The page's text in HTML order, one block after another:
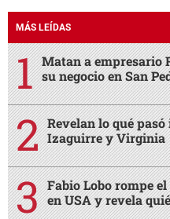
MÁS LEÍDAS
Matan a empresario
su negocio en San
Revelan lo qué
Izaguirre y Virginia
Fabio Lobo rompe
en USA y revela